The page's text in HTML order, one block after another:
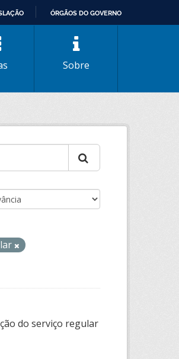
ÓRGÃOS DO GOVERNO
Sobre
do serviço regular